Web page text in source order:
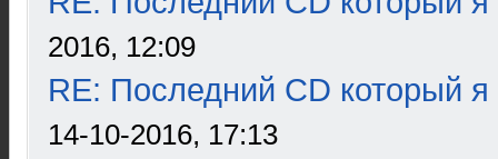
2016, 12:09
RE: Последний CD который я
14-10-2016, 17:13